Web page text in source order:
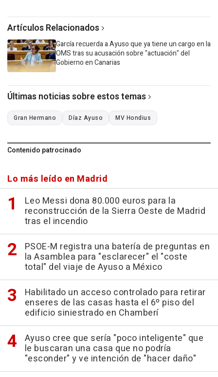
Artículos Relacionados
García recuerda a Ayuso que ya tiene un cargo en la
OMS tras su acusación sobre "actuación" del
Gobierno en Canarias
Últimas noticias sobre estos temas
Gran Hermano Díaz Ayuso MV Hondius
Contenido patrocinado
Lo más leído en Madrid
Leo Messi dona 80.000 euros para la
reconstrucción de la Sierra Oeste de Madrid
tras el incendio
PSOE-M registra una batería de preguntas en
la Asamblea para "esclarecer" el "coste
total" del viaje de Ayuso a México
Habilitado un acceso controlado para retirar
enseres de las casas hasta el 6º piso del
edificio siniestrado en Chamberí
Ayuso cree que sería "poco inteligente" que
le buscaran una casa que no podría
"esconder" y ve intención de "hacer daño"